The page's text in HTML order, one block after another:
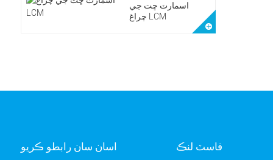
اسمارٽ ڇت جي
چراغ LCM
اسان سان رابطو ڪريو فاسٽ لنڪ